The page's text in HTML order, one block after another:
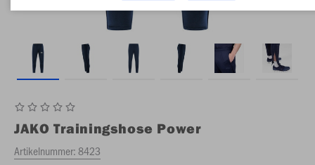
JAKO Trainingshose Power
Artikelnummer:8423